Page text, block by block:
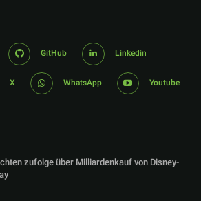
GitHub Linkedin
X WhatsApp Youtube
zufolge über Milliardenkauf von Disney-